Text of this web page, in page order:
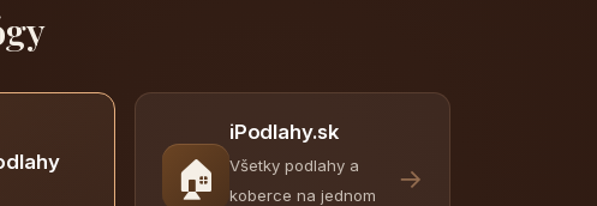
🏠
iPodlahy.sk
Všetky podlahy a
koberce na jednom
→